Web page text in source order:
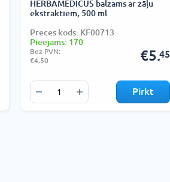
HERBAMEDICUS balzams ar zāļu
ekstraktiem, 500 ml
Preces kods: KF00713
Pieejams: 170
Bez PVN:
€4.50
€5.45
Pirkt